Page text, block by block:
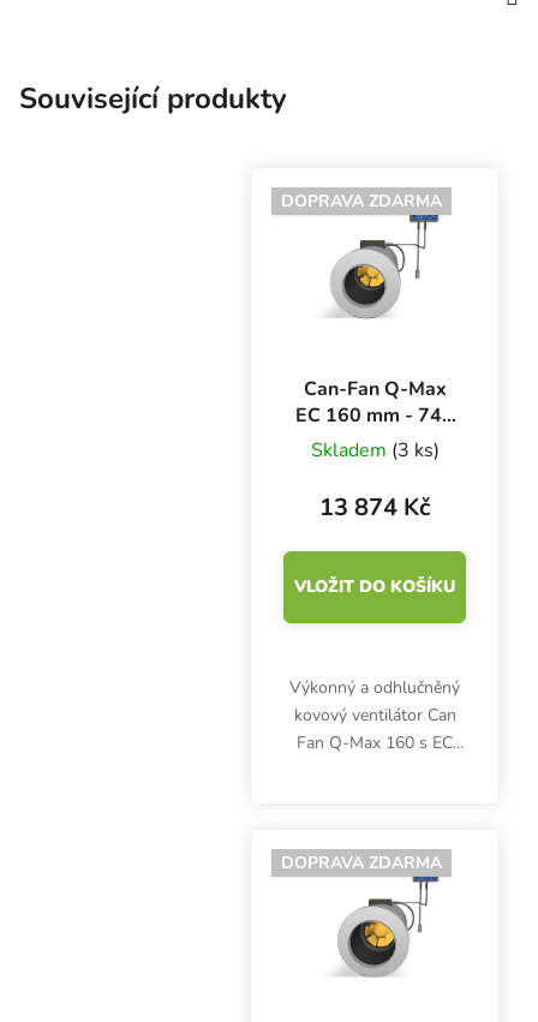
Související produkty
DOPRAVA ZDARMA
Can-Fan Q-Max
EC 160 mm - 746
m3/h, kovový
ventilátor s EC
motorem
Skladem (3 ks)
13 874 Kč
VLOŽIT DO KOŠÍKU
Výkonný a odhlučněný
kovový ventilátor Can
Fan Q-Max 160 s EC
účinnost a životnost,
nízkou spotřebu i
minimální hlučnost.
Výkon...
DOPRAVA ZDARMA